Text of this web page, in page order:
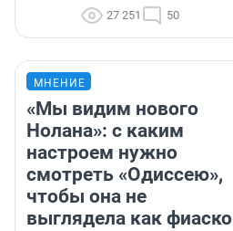
27 251 50
МНЕНИЕ
«Мы видим нового
Нолана»: с каким
настроем нужно
смотреть «Одиссею»,
чтобы она не
выглядела как фиаско